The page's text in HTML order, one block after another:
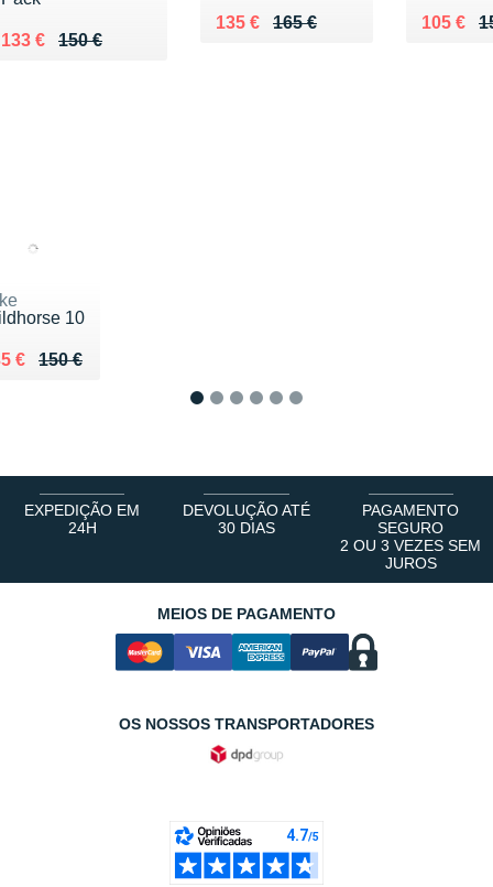
150 €
Au lieu de 150 €
133 €
Vendu 133 €
165 €
Au lieu de 165 €
135 €
Vendu 135 € Au lieu
105 €
Vendu
10
150 €
lieu de 150 €
€ 135 €
EXPEDIÇÃO EM
24H
DEVOLUÇÃO ATÉ
30 DIAS
PAGAMENTO
SEGURO
2 OU 3 VEZES SEM
JUROS
MEIOS DE PAGAMENTO
OS NOSSOS TRANSPORTADORES